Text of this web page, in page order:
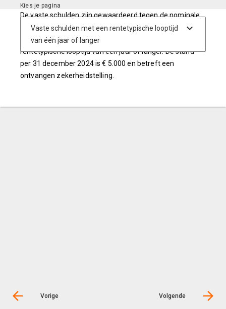
De vaste schulden zijn gewaardeerd tegen de nominale
waarde (hoofdsom) verminderd met het totaal van de
gedane aflossingen. De vaste schulden hebben een
rentetypische looptijd van één jaar of langer. De stand
per 31 december 2024 is € 5.000 en betreft een
ontvangen zekerheidstelling.
Vorige Volgende